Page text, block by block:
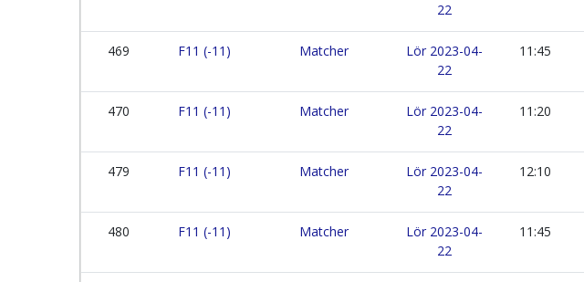
22
469 F11 (-11) Matcher
Lör 2023-04-
22
11:45
470 F11 (-11) Matcher
Lör 2023-04-
22
11:20
479 F11 (-11) Matcher
Lör 2023-04-
22
12:10
480 F11 (-11) Matcher
Lör 2023-04-
22
11:45